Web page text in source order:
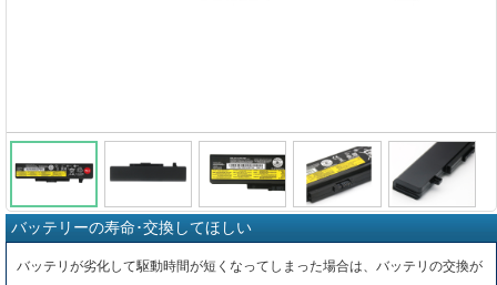
バッテリーの寿命･交換してほしい
バッテリが劣化して駆動時間が短くなってしまった場合は、バッテリの交換が